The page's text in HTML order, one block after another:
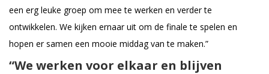
een erg leuke groep om mee te werken en verder te
ontwikkelen. We kijken ernaar uit om de finale te spelen en
hopen er samen een mooie middag van te maken.”
“We werken voor elkaar en blijven